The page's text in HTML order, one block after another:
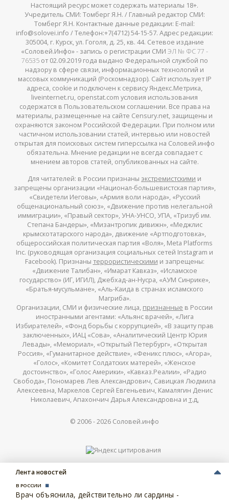
Лента новостей
В РОССИИ
Врач объяснила, действительно ли сардины -
Настоящий ресурс может содержать материалы 18+.
Учредитель СМИ: Томберг Я.Н. / Главный редактор СМИ:
Томберг Я.Н. Контактные данные редакции: E-mail:
info@solovei.info / Телефон:+7(4712) 54-15-57. Адрес редакции:
305004, г. Курск, ул. Гоголя, д. 25, кв. 44. Сетевое издание
«Соловей.Инфо» - запись о регистрации СМИ ЭЛ № ФС 77 -
76535от 02.09.2019 года выдано Федеральной службой по
надзору в сфере связи, информационных технологий и
массовых коммуникаций (Роскомнадзор). Сайт использует IP
адреса, cookie и подключен к сервису Яндекс.Метрика,
liveinternet.ru, openstat.com условия использования
содержатся в Пользовательском соглашении. Все права на
материалы, размещенные на сайте Censury.net, защищены и
охраняются законом Российской Федерации. При полном или
частичном использовании статей, интервью или новостей
открытая для поисковых систем гиперссылка на Соловей.инфо
обязательна. Мнение редакции не всегда совпадает с
мнением авторов статей, опубликованных на сайте.
Для читателей: в России признаны экстремистскими и
запрещены организации «Национал-большевистская партия»,
«Свидетели Иеговы», «Армия воли народа», «Русский
общенациональный союз», «Движение против нелегальной
иммиграции», «Правый сектор», УНА-УНСО, УПА, «Тризуб им.
Степана Бандеры», «Мизантропик дивижн», «Меджлис
крымскотатарского народа», движение «Артподготовка»,
общероссийская политическая партия «Воля», Meta Platforms
Inc. (руководящая организация социальных сетей Instagram и
Facebook). Признаны террористическими и запрещены:
«Движение Талибан», «Имарат Кавказ», «Исламское
государство» (ИГ, ИГИЛ), Джебхад-ан-Нусра, «АУМ Синрике»,
«Братья-мусульмане», «Аль-Каида в странах исламского
Магриба».
Организации, СМИ и физические лица, признанные в России
иностранными агентами: «Альянс врачей», «Лига
Избирателей», «Фонд борьбы с коррупцией», «В защиту прав
заключенных», ИАЦ «Сова», «Аналитический Центр Юрия
Левады», «Мемориал», «Открытый Петербург», «Открытая
Россия», «Гуманитарное действие», «Феникс плюс», «Агора»,
«Голос», «Комитет Солдатских матерей», «Женское
достоинство», «Голос Америки», «Кавказ.Реалии», «Радио
Свобода», Пономарев Лев Александрович, Савицкая Людмила
Алексеевна, Маркелов Сергей Евгеньевич, Камалягин Денис
Николаевич, Апахончич Дарья Александровна и т.д.
© 2006 -2026 Соловей.инфо